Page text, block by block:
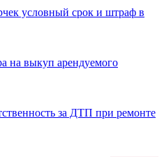
условный срок и штраф в
на выкуп арендуемого
за ДТП при ремонте